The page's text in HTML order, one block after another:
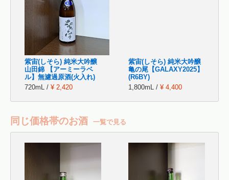
紫宙(しそら) 純米大吟醸
山田錦 【アーミーラベ
ル】無濾過原酒(火入れ)
720mL / ¥ 2,420
紫宙(しそら) 純米大吟醸
亀の尾【GALAXY2025】
(R6BY)
1,800mL / ¥ 4,400
同じ価格帯のお酒 一覧で見る